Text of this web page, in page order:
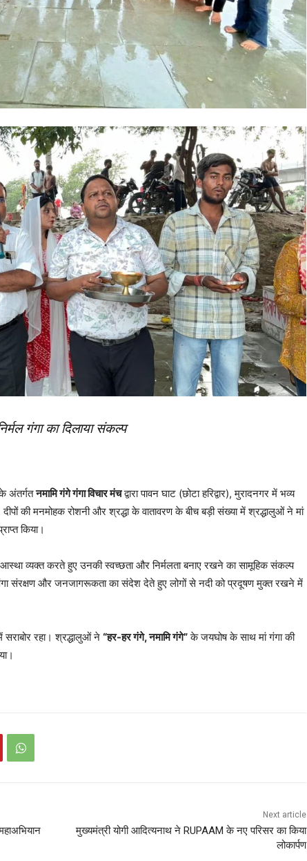
गंगा का दिलाया संकल्प
अंतर्गतनमामि गंगे गंगा विचार मंचद्वारा पावन घाट (छोटा हरिद्वार), मुरादनगर में भव्य
की मनमोहक रोशनी और श्रद्धा के वातावरण के बीच बड़ी संख्या में श्रद्धालुओं ने मां
किया।
व्यक्त करते हुए उनकी स्वच्छता और निर्मलता बनाए रखने का सामूहिक संकल्प
संरक्षण और जनजागरूकता का संदेश देते हुए लोगों से नदी को प्रदूषण मुक्त रखने में
सराबोर रहा। श्रद्धालुओं ने “हर-हर गंगे, नमामि गंगे”के जयघोष के साथ मां गंगा की
Next article
मुख्यमंत्री योगी आदित्यनाथ ने RUPAAM के नए परिसर का किया
लोकार्पण